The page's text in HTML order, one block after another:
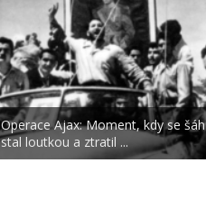
Operace Ajax: Moment, kdy se šáh
stal loutkou a ztratil ...